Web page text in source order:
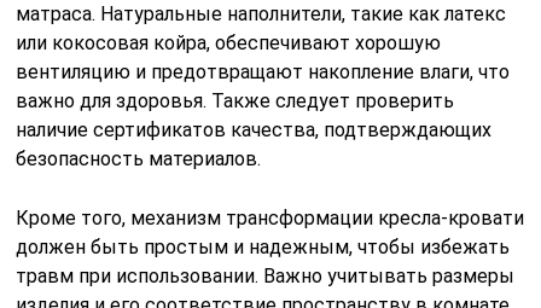
матраса. Натуральные наполнители, такие как латекс
или кокосовая койра, обеспечивают хорошую
вентиляцию и предотвращают накопление влаги, что
важно для здоровья. Также следует проверить
наличие сертификатов качества, подтверждающих
безопасность материалов.
Кроме того, механизм трансформации кресла-кровати
должен быть простым и надежным, чтобы избежать
травм при использовании. Важно учитывать размеры